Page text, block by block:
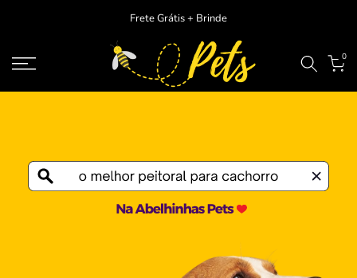
conteudo
Frete Grátis + Brinde
0